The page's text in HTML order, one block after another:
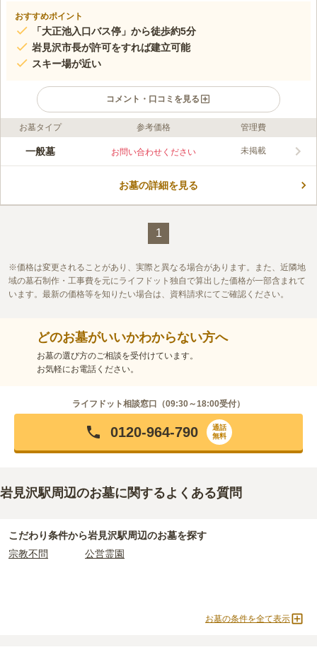
おすすめポイント
「大正池入口バス停」から徒歩約5分
岩見沢市長が許可をすれば建立可能
スキー場が近い
コメント・口コミを見る
ライフドット編集部のコメント
道道38号線の近くにある岩見沢市の市営墓地です。 周囲にはカ
タースポーツが好きな方の終の棲家におすすめです。 「お墓の
この霊園はまだ誰からも評価されていません。
お墓タイプ 参考価格 管理費
一般墓 お問い合わせください 未掲載
お墓の詳細を見る
1
価格は変更されることがあり、実際と異なる場合があります。また、近隣地
域の墓石制作・工事費を元にライフドット独自で算出した価格が一部含まれて
います。最新の価格等を知りたい場合は、資料請求にてご確認ください。
どのお墓がいいかわからない方へ
お墓の選び方のご相談を受付けています。
お気軽にお電話ください。
ライフドット相談窓口（09:30～18:00受付）
0120-964-790
通話
無料
岩見沢駅周辺のお墓に関するよくある質問
こだわり条件から岩見沢駅周辺のお墓を探す
宗教不問
公営霊園
お墓の条件を全て表示